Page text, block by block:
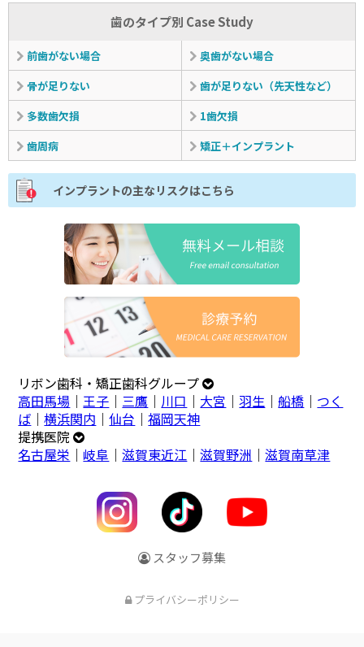
歯のタイプ別 Case Study
前歯がない場合
奥歯がない場合
骨が足りない
歯が足りない （先天性など）
多数歯欠損
1歯欠損
歯周病
矯正＋インプラント
インプラントの主なリスクはこちら
リボン歯科・矯正歯科グループ
高田馬場 ｜王子 ｜ 三鷹 ｜ 川口 ｜ 大宮 ｜羽生 ｜船橋 ｜ つく
ば ｜横浜関内 ｜仙台 ｜福岡天神
提携医院
名古屋栄 ｜岐阜 ｜滋賀東近江 ｜滋賀野洲 ｜滋賀南草津
スタッフ募集
プライバシーポリシー